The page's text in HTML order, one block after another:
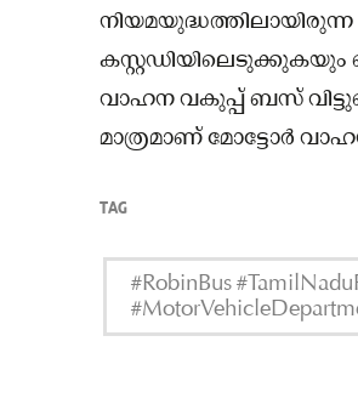
കസ്റ്റഡിയിലെടുക്കുകയും
വാഹന വകുപ്പ് ബസ്
മാത്രമാണ് മോട്ടോർ
TAG
#RobinBus